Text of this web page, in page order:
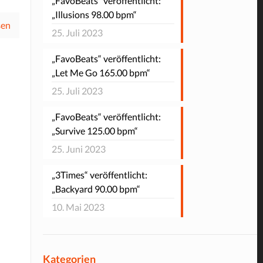
„Illusions 98.00 bpm“
25. Juli 2023
„FavoBeats“ veröffentlicht:
„Let Me Go 165.00 bpm“
25. Juli 2023
„FavoBeats“ veröffentlicht:
„Survive 125.00 bpm“
25. Juni 2023
„3Times“ veröffentlicht:
„Backyard 90.00 bpm“
10. Mai 2023
Kategorien